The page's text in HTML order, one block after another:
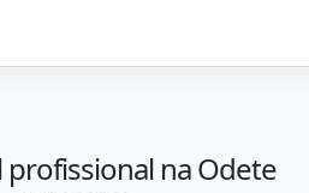
profissional na Odete